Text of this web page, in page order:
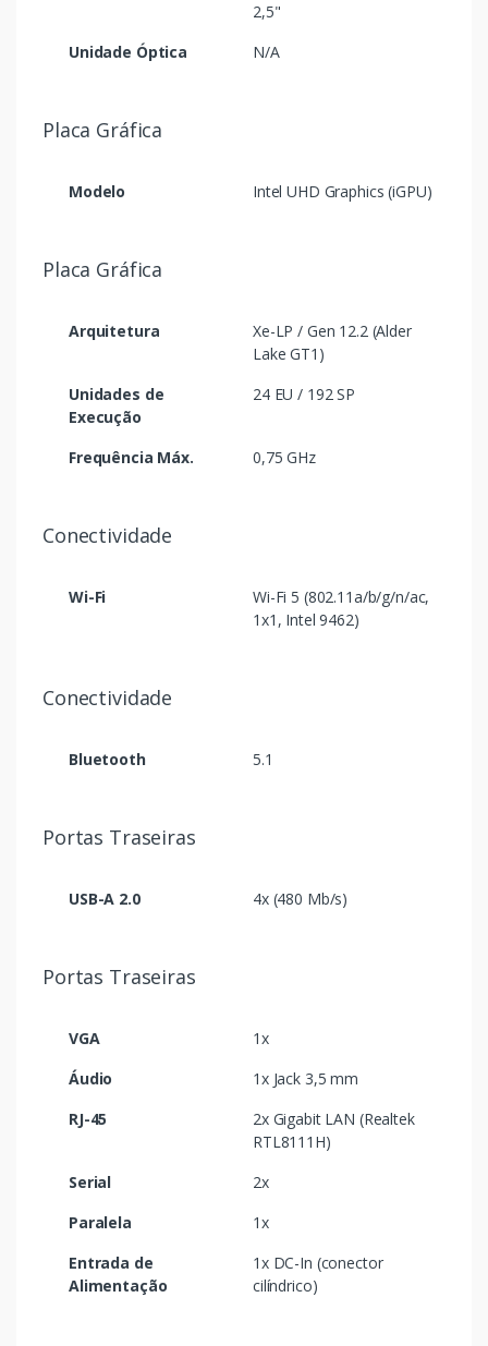
2,5"
Unidade Óptica
N/A
Placa Gráfica
Modelo Intel UHD Graphics (iGPU)
Placa Gráfica
Arquitetura
Xe-LP / Gen 12.2 (Alder
Lake GT1)
Unidades de
Execução
24 EU / 192 SP
Frequência Máx. 0,75 GHz
Conectividade
Wi-Fi
Wi-Fi 5 (802.11a/b/g/n/ac,
1x1, Intel 9462)
Conectividade
Bluetooth 5.1
Portas Traseiras
USB-A 2.0 4x (480 Mb/s)
Portas Traseiras
VGA
1x
Áudio
1x Jack 3,5 mm
RJ-45
2x Gigabit LAN (Realtek
RTL8111H)
Serial
2x
Paralela
1x
Entrada de
Alimentação
1x DC-In (conector
cilíndrico)